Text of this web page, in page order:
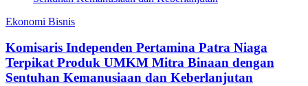
Ekonomi Bisnis
Komisaris Independen Pertamina Patra Niaga
Terpikat Produk UMKM Mitra Binaan dengan
Sentuhan Kemanusiaan dan Keberlanjutan